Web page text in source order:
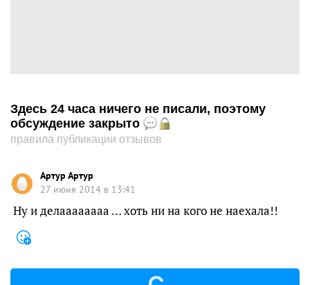
Здесь 24 часа ничего не писали, поэтому
обсуждение закрыто
правила публикации отзывов
Артур Артур
27 июня 2014 в 13:41
Ну и делаааааааа … хоть ни на кого не наехала!!